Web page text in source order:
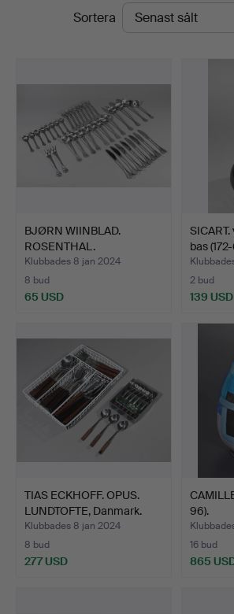
Design
SlutpriserSortera
BJØRN WIINBLAD.
ROSENTHAL.
ASIMMETRIA. 8 p…
Klubbades 8 jan 2024
8 bud
65 USD
bas
2 bud
139 USD
TIAS ECKHOFF. OPUS.
LUNDTOFTE, Danmark.
42…
Klubbades 8 jan 2024
8 bud
277 USD
96).
16 bud
865